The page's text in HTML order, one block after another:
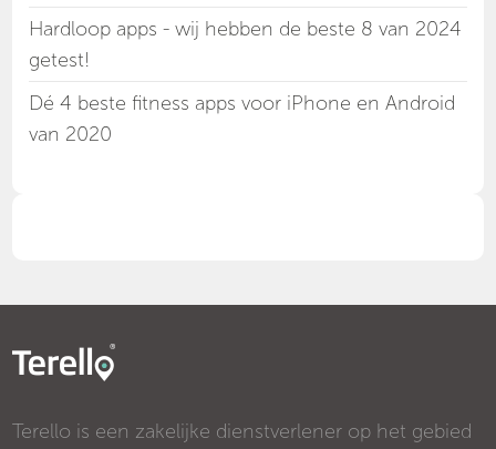
Hardloop apps - wij hebben de beste 8 van 2024
getest!
Dé 4 beste fitness apps voor iPhone en Android
van 2020
Terello is een zakelijke dienstverlener op het gebied